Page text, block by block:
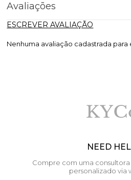
Avaliações
ESCREVER AVALIAÇÃO
Nenhuma avaliação cadastrada para
NEED
Compre com uma
personalizado via